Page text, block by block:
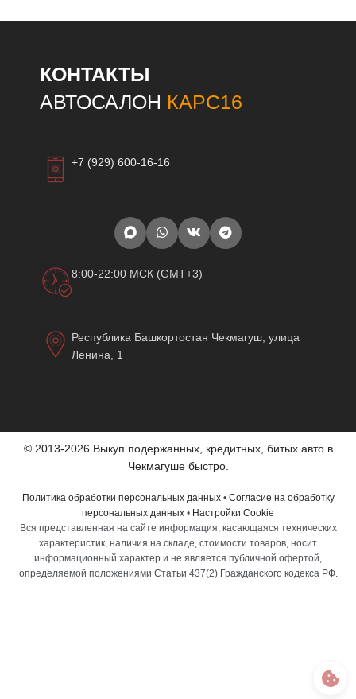
КОНТАКТЫ
АВТОСАЛОН КАРС16
+7 (929) 600-16-16
8:00-22:00 МСК (GMT+3)
Республика Башкортостан Чекмагуш, улица
Ленина, 1
© 2013-2026 Выкуп подержанных, кредитных, битых авто в
Чекмагуше быстро.
Политика обработки персональных данных• Согласие на обработку
персональных данных • Настройки Cookie
Вся представленная на сайте информация, касающаяся технических
характеристик, наличия на складе, стоимости товаров, носит
информационный характер и не является публичной офертой,
определяемой положениями Статьи 437(2) Гражданского кодекса РФ.